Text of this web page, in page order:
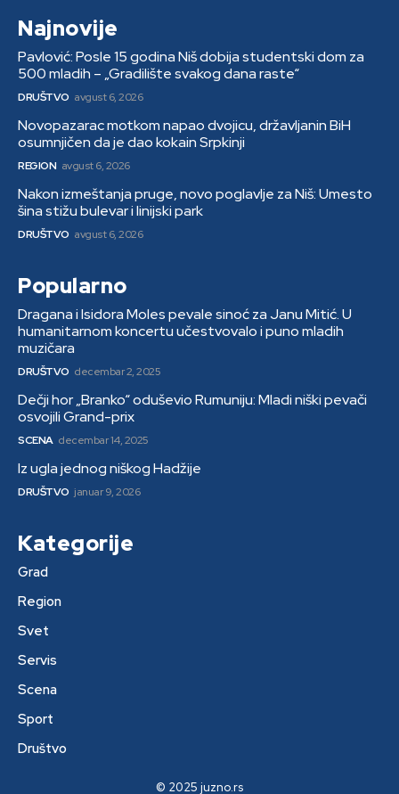
Najnovije
Pavlović: Posle 15 godina Niš dobija studentski dom za
500 mladih – „Gradilište svakog dana raste“
DRUŠTVO avgust 6, 2026
Novopazarac motkom napao dvojicu, državljanin BiH
osumnjičen da je dao kokain Srpkinji
REGION avgust 6, 2026
Nakon izmeštanja pruge, novo poglavlje za Niš: Umesto
šina stižu bulevar i linijski park
DRUŠTVO avgust 6, 2026
Popularno
Dragana i Isidora Moles pevale sinoć za Janu Mitić. U
humanitarnom koncertu učestvovalo i puno mladih
muzičara
DRUŠTVO decembar 2, 2025
Dečji hor „Branko“ oduševio Rumuniju: Mladi niški pevači
osvojili Grand-prix
SCENA decembar 14, 2025
Iz ugla jednog niškog Hadžije
DRUŠTVO januar 9, 2026
Kategorije
Grad
Region
Svet
Servis
Scena
Sport
Društvo
© 2025 juzno.rs